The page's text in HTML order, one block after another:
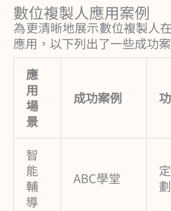
數位複製人應用案例
為更清晰地展示數位複製人
應用，以下列出了一些成功案
應
用
場
景
成功案例
智
能
輔
導
ABC學堂